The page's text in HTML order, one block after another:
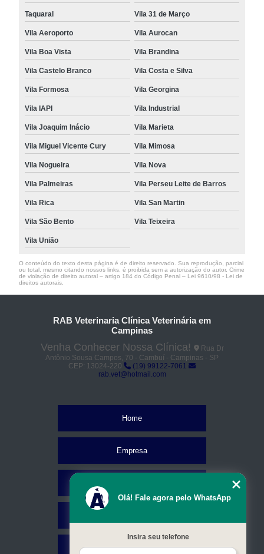
Taquaral Vila 31 de Março
Vila Aeroporto Vila Aurocan
Vila Boa Vista Vila Brandina
Vila Castelo Branco Vila Costa e Silva
Vila Formosa Vila Georgina
Vila IAPI Vila Industrial
Vila Joaquim Inácio Vila Marieta
Vila Miguel Vicente Cury Vila Mimosa
Vila Nogueira Vila Nova
Vila Palmeiras Vila Perseu Leite de Barros
Vila Rica Vila San Martin
Vila São Bento Vila Teixeira
Vila União
O conteúdo do texto desta página é de direito reservado. Sua reprodução, parcial
ou total, mesmo citando nossos links, é proibida sem a autorização do autor. Crime
de violação de direito autoral – artigo 184 do Código Penal – Lei 9610/98 - Lei de
direitos autorais
RAB Veterinaria Clínica Veterinária em
Campinas
Venha Conhecer Nossa Clínica!
Rua Dr
Antônio Sousa Campos, 70 - Cambuí - Campinas - SP
CEP: 13024-220
(19) 99122-7061
rab.vet@hotmail.com
Home
Empresa
Contato
Olá! Fale agora pelo WhatsApp
Insira seu telefone